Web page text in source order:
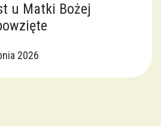
u Matki Bożej
2026